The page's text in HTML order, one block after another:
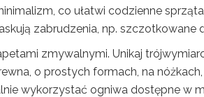
co ułatwi codzienne
zabrudzenia, np. szczotkowane
zmywalnymi. Unikaj
o prostych formach, na
wykorzystać ogniwa dostępne w